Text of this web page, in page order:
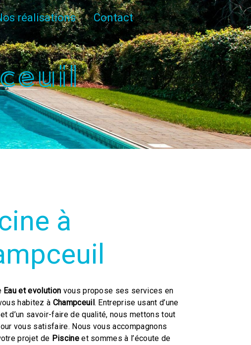
réalisations Contact
à
Eau et evolution vous propose ses services en
habitez à Champceuil. Entreprise usant d’une
d’un savoir-faire de qualité, nous mettons tout
vous satisfaire. Nous vous accompagnons
projet de Piscineet sommes à l’écoute de